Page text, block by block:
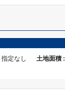
指定なし 土地面積 :